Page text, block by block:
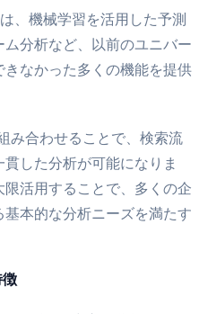
、機械学習を活用した予測
分析など、以前のユニバー
なかった多くの機能を提供
み合わせることで、検索流
した分析が可能になりま
活用することで、多くの企
本的な分析ニーズを満たす
徴